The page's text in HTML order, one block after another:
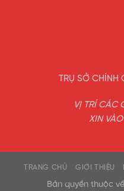
TRỤ SỞ CHÍNH
VỊ TRÍ CÁC
XIN
TRANG CHỦ GIỚI THIỆU
Bản quyền thuộc